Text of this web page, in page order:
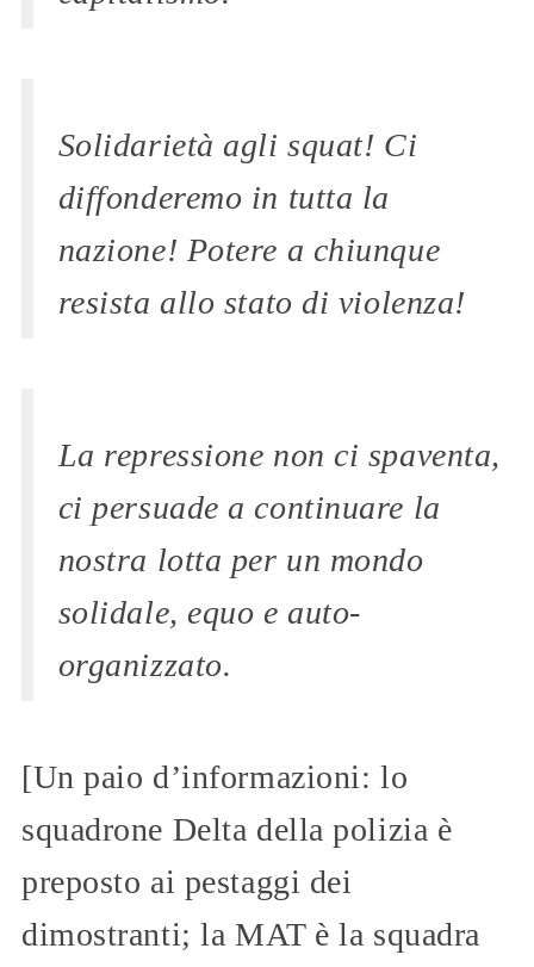
Solidarietà agli squat! Ci
diffonderemo in tutta la
nazione! Potere a chiunque
resista allo stato di violenza!
La repressione non ci spaventa,
ci persuade a continuare la
nostra lotta per un mondo
solidale, equo e auto-
organizzato.
[Un paio d’informazioni: lo
squadrone Delta della polizia è
preposto ai pestaggi dei
dimostranti; la MAT è la squadra